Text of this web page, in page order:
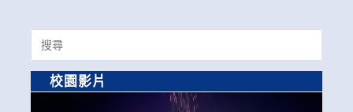
Search
for:
校園影片